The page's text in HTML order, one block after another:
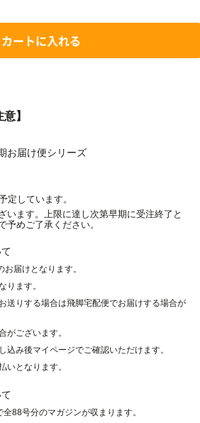
カートに入れる
】
お届け便シリーズ
定しています。
います。上限に達し次第早期に受注終了と
予めご了承ください。
届けとなります。
ります。
送りする場合は飛脚宅配便でお届けする場合が
がございます。
み後マイページでご確認いただけます。
いとなります。
88号分のマガジンが収まります。